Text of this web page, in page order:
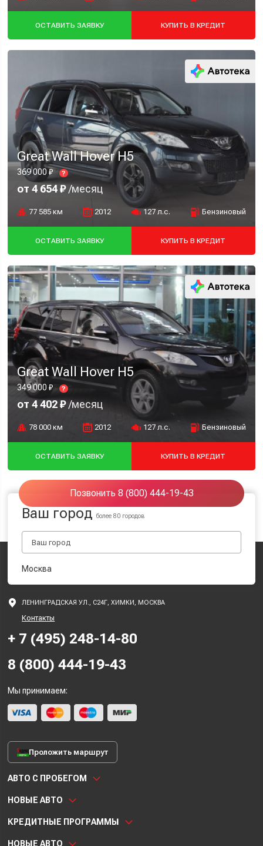
ОСТАВИТЬ ЗАЯВКУ КУПИТЬ В КРЕДИТ
Great Wall Hover H5
369 000 ₽ ?
от 4 654 ₽/месяц
77 585 км 2012 127 л.с. Бензиновый
ОСТАВИТЬ ЗАЯВКУ КУПИТЬ В КРЕДИТ
Great Wall Hover H5
349 000 ₽ ?
от 4 402 ₽/месяц
78 000 км 2012 127 л.с. Бензиновый
ОСТАВИТЬ ЗАЯВКУ КУПИТЬ В КРЕДИТ
Позвонить 8 (800) 444-19-43
Ваш городболее 80 городов
Москва
ЛЕНИНГРАДСКАЯ УЛ., С24Г, ХИМКИ, МОСКВА
Контакты
+ 7 (495) 248-14-80
8 (800) 444-19-43
Мы принимаем:
Проложить маршрут
АВТО С ПРОБЕГОМ
НОВЫЕ АВТО
КРЕДИТНЫЕ ПРОГРАММЫ
НОВЫЕ АВТО